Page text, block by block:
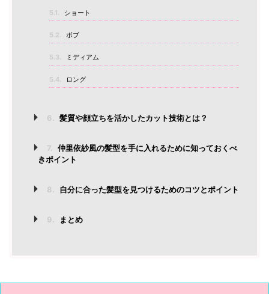
5.1. ショート
5.2. ボブ
5.3. ミディアム
5.4. ロング
6. 髪質や顔立ちを活かしたカット技術とは？
7.
仲里依紗風の髪型を手に入れるために知っておくべ
きポイント
8. 自分に合った髪型を見つけるためのコツとポイント
9. まとめ